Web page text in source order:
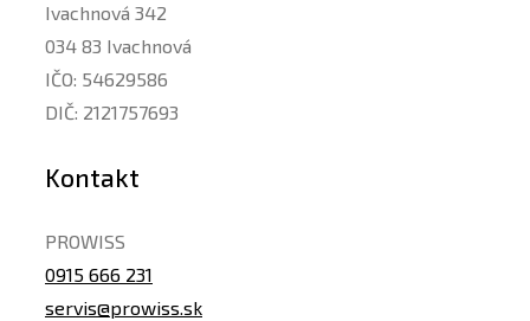
Ivachnová 342
034 83 Ivachnová
IČO: 54629586
DIČ: 2121757693
Kontakt
PROWISS
0915 666 231
servis@prowiss.sk